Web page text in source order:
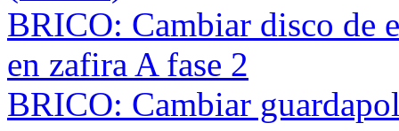
BRICO: Cambiar disco de
en zafira A fase 2
BRICO: Cambiar